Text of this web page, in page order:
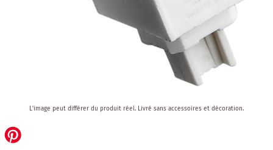
the
beginning
L'image peut différer du produit réel. Livré sans accessoires et décoration.